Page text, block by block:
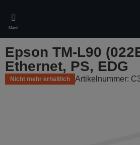
main
content
Menü
Epson TM-L90
Ethernet, PS, EDG
Nicht mehr erhältlich Artikelnummer: